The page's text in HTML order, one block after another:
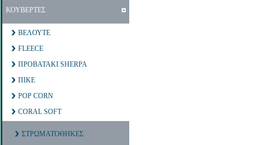
ΚΟΥΒΕΡΤΕΣ
ΒΕΛΟΥΤΕ
FLEECE
ΠΡΟΒΑΤΑΚΙ SHERPA
ΠΙΚΕ
POP CORN
CORAL SOFT
ΣΤΡΩΜΑΤΟΘΗΚΕΣ